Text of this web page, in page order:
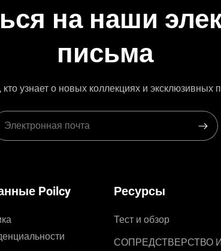
на наши
письма
узнает о новых коллекциях и эксклюзивных
Poilcy Ресурсы
Тест и обзор
СОПРЕДСТВЕРСТВО